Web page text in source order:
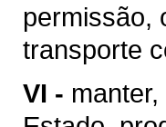
permissão,
transporte
VI -